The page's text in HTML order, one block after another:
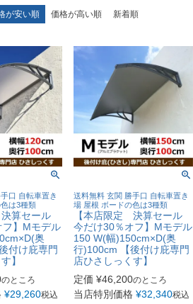
が安い順 価格が高い順 新着順
口 自転車置き
は3種類
算セール
】Mモデル
奥
付け庇専門
】
のところ
¥29,260税込
送料無料 玄関 勝手口 自転車置き
場 屋根 ボードの色は3種類
【本店限定 決算セール
今だけ30％オフ】Mモデル
150 W(幅)150cm×D(奥
行)100cm 【後付け庇専門
店ひさしっくす】
定価 ¥46,200のところ
当店特別価格 ¥32,340税込